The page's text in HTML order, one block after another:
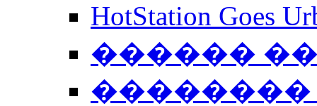
HotStation
������
��������